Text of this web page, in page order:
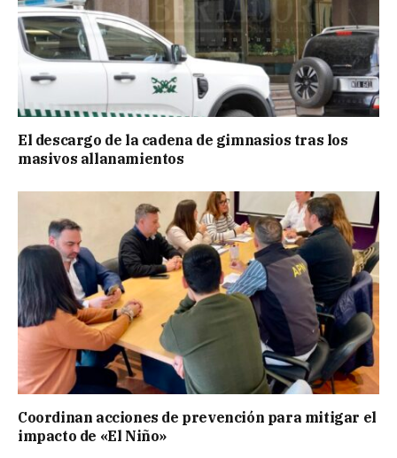
El descargo de la cadena de gimnasios tras los
masivos allanamientos
Coordinan acciones de prevención para mitigar el
impacto de «El Niño»